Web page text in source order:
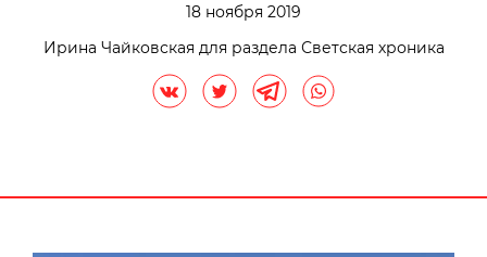
18 ноября 2019
Ирина Чайковская для раздела Светская хроника